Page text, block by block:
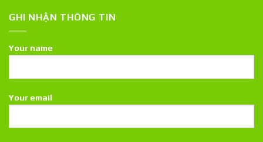
GHI NHẬN THÔNG TIN
Your name
Your email